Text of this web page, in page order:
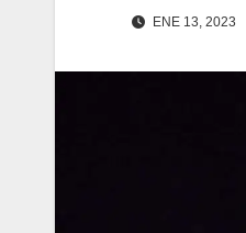
ENE 13, 2023